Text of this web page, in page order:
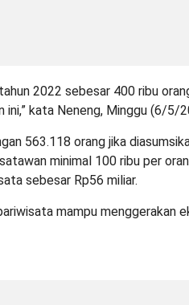
2022 sebesar 400 ribu
kata Neneng, Minggu (6/5/
563.118 orang jika
minimal 100 ribu per
sebesar Rp56 miliar.
mampu menggerakan